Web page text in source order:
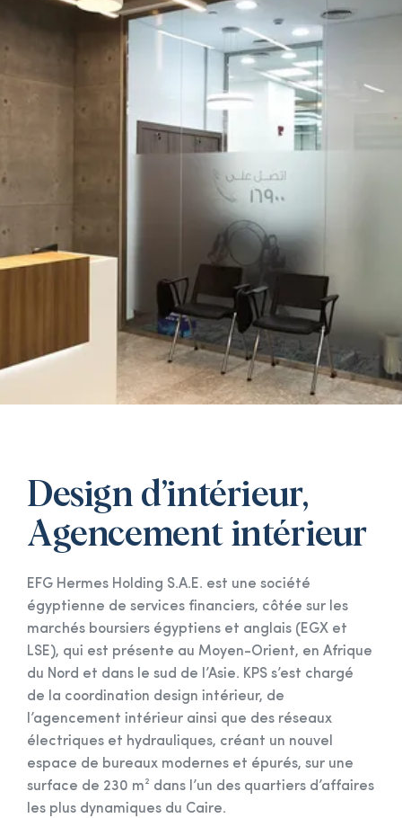
Design d’intérieur,
Agencement intérieur
EFG Hermes Holding S.A.E. est une société
égyptienne de services financiers, côtée sur les
marchés boursiers égyptiens et anglais (EGX et
LSE), qui est présente au Moyen-Orient, en Afrique
du Nord et dans le sud de l’Asie. KPS s’est chargé
de la coordination design intérieur, de
l’agencement intérieur ainsi que des réseaux
électriques et hydrauliques, créant un nouvel
espace de bureaux modernes et épurés, sur une
surface de 230 m² dans l’un des quartiers d’affaires
les plus dynamiques du Caire.